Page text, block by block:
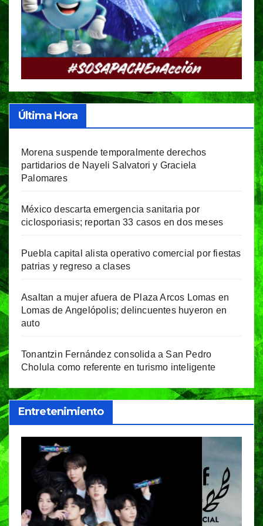
Última Hora
Morena suspende temporalmente derechos
partidarios de Nayeli Salvatori y Graciela
Palomares
México descarta emergencia sanitaria por
ciclosporiasis; reportan 33 casos en dos meses
Puebla capital alista operativo comercial por fiestas
patrias y regreso a clases
Asaltan a mujer afuera de Plaza Arcos Lomas en
Lomas de Angelópolis; delincuentes huyeron en
auto
Tonantzin Fernández consolida a San Pedro
Cholula como referente en turismo inteligente
Entretenimiento